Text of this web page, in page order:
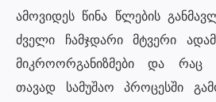
ამოვიდეს წინა წლების
ძველი ჩამჯდარი მტვერი
მიკროორგანიზმები და რაც
თავად სამუშაო პროცესში